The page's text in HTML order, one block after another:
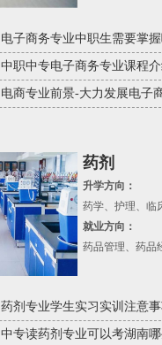
电子商务专业中职生需要掌
中职中专电子商务专业课程
电商专业前景-大力发展电子
药剂
升学方向：
药学、护理、临
就业方向：
药品管理、药品
药剂专业学生实习实训注意
中专读药剂专业可以考湖南